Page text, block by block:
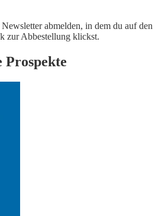
abmelden, in dem du auf den
zur Abbestellung klickst.
Prospekte